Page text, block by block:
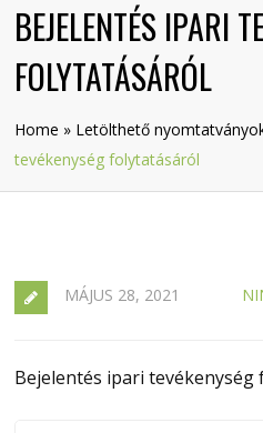
BEJELENTÉS IPARI
FOLYTATÁSÁRÓL
Home » Letölthető
tevékenység folytatásáról
MÁJUS 28, 2021
Bejelentés ipari